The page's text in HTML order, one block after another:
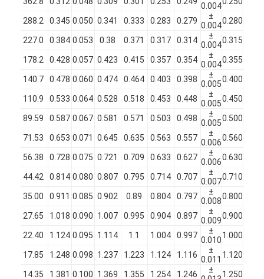
سیم مس عایق شده از گچ
سیم مغناطیسی ملمع
سیم مس صاف و مسموم
سیم پوشیده از ابریشم
سیم لیتز
سیم مغناطیسی با دمای بالا
0.004
0.280
±
0.004
0.279
0.283
0.333
0.341
0.050
0.345
288.2
0.315
±
0.004
0.314
0.317
0.371
0.38
0.053
0.384
227.0
0.355
±
0.004
0.354
0.357
0.415
0.423
0.057
0.428
178.2
0.400
±
0.005
0.398
0.403
0.464
0.474
0.060
0.478
140.7
0.450
±
0.005
0.448
0.453
0.518
0.528
0.064
0.533
110.9
0.500
±
0.005
0.498
0.503
0.571
0.581
0.067
0.587
89.59
0.560
±
0.006
0.557
0.563
0.635
0.645
0.071
0.653
71.53
0.630
±
0.006
0.627
0.633
0.709
0.721
0.075
0.728
56.38
0.710
±
0.007
0.707
0.714
0.795
0.807
0.080
0.814
44.42
0.800
±
0.008
0.797
0.804
0.89
0.902
0.085
0.911
35.00
0.900
±
0.009
0.897
0.904
0.995
1.007
0.090
1.018
27.65
1.000
±
0.010
0.997
1.004
1.1
1.114
0.095
1.124
22.40
1.120
±
0.011
1.116
1.124
1.223
1.237
0.098
1.248
17.85
1.250
±
1.246
1.254
1.355
1.369
0.100
1.381
14.35